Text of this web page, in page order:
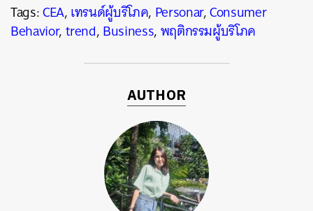
Tags:CEA,เทรนด์ผู้บริโภค, Personar,Consumer
Behavior,trend,Business,พฤติกรรมผู้บริโภค
AUTHOR